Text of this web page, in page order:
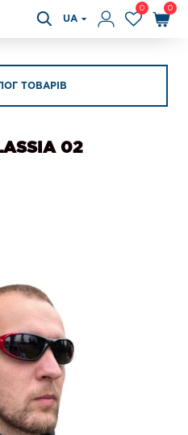
UA
0 0
ТОВАРІВ
02